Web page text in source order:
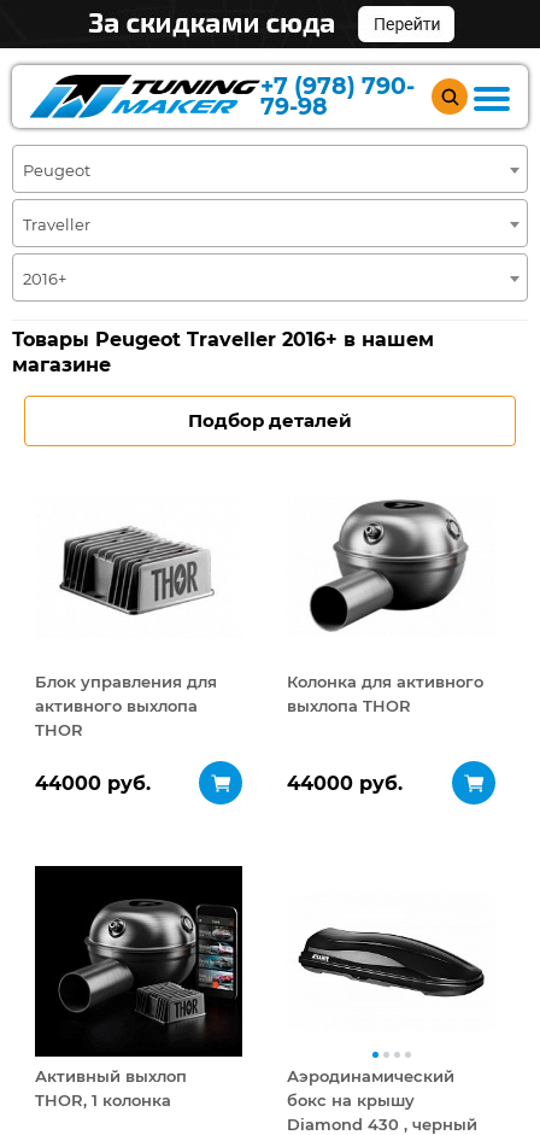
+7 (978) 790-
79-98
Peugeot
Traveller
2016+
Товары Peugeot Traveller 2016+ в нашем
магазине
Подбор деталей
Блок управления для
активного выхлопа
THOR
44000 руб.
Колонка для активного
выхлопа THOR
44000 руб.
Активный выхлоп
THOR, 1 колонка
Аэродинамический
бокс на крышу
Diamond 430 , черный